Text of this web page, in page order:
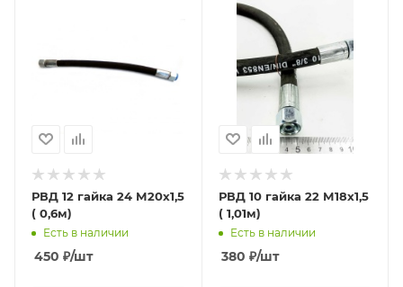
РВД 12 гайка 24 М20х1,5
( 0,6м)
Есть в наличии
450 ₽/шт
РВД 10 гайка 22 М18х1,5
( 1,01м)
Есть в наличии
380 ₽/шт